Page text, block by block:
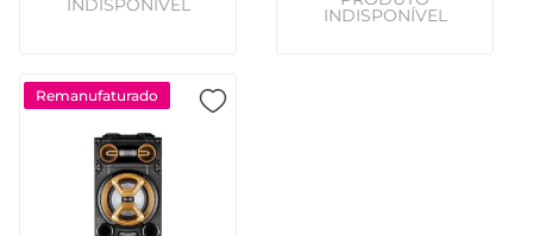
Remanufaturado